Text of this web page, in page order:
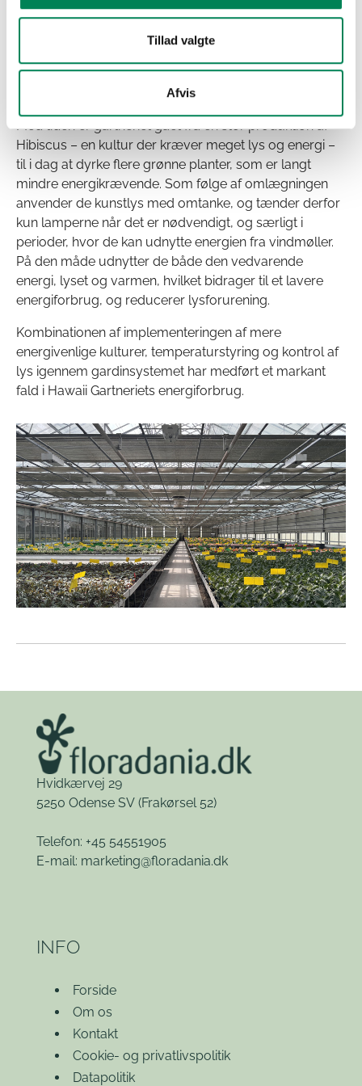
Tillad valgte
Afvis
kræver ny indlæring.
kan lave forbedringer af det”fortæller Stefan.
Med tiden er gartneriet gået fra en stor produktion af
Hibiscus – en kultur der kræver meget lys og energi –
til i dag at dyrke flere grønne planter, som er langt
mindre energikrævende. Som følge af omlægningen
anvender de kunstlys med omtanke, og tænder derfor
kun lamperne når det er nødvendigt, og særligt i
perioder, hvor de kan udnytte energien fra vindmøller.
På den måde udnytter de både den vedvarende
energi, lyset og varmen, hvilket bidrager til et lavere
energiforbrug, og reducerer lysforurening.
Kombinationen af implementeringen af mere
energivenlige kulturer, temperaturstyring og kontrol af
lys igennem gardinsystemet har medført et markant
fald i Hawaii Gartneriets energiforbrug.
Hvidkærvej 29
5250 Odense SV (Frakørsel 52)
Telefon: +45 54551905
E-mail: marketing@floradania.dk
INFO
Forside
Om os
Kontakt
Cookie- og privatlivspolitik
Datapolitik